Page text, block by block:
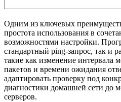
Одним из ключевых
простота использования в
возможностями настройки.
стандартный ping-запрос, так и
такие как изменение интервала
пакетов и времени ожидания
адаптировать проверку под
диагностики домашней сети до
серверов.